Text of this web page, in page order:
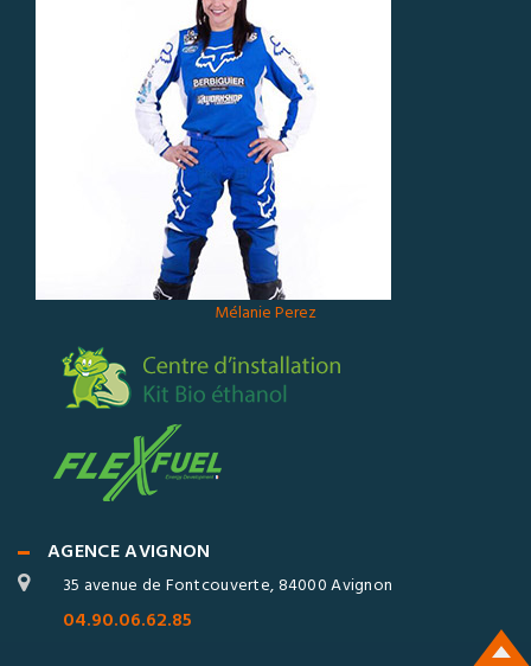
Mélanie Perez
AGENCE AVIGNON
35 avenue de Fontcouverte, 84000 Avignon
04.90.06.62.85